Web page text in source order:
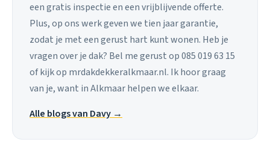
een gratis inspectie en een vrijblijvende offerte.
Plus, op ons werk geven we tien jaar garantie,
zodat je met een gerust hart kunt wonen. Heb je
vragen over je dak? Bel me gerust op 085 019 63 15
of kijk op mrdakdekkeralkmaar.nl. Ik hoor graag
van je, want in Alkmaar helpen we elkaar.
Alle blogs van Davy →